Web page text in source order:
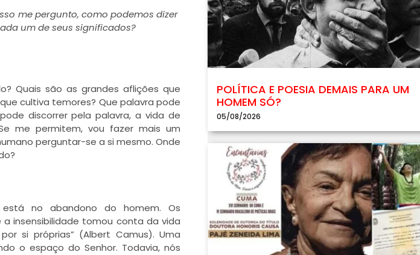
me pergunto, como podemos dizer
um de seus significados?
Quais são as grandes aflições que
cultiva temores? Que palavra pode
discorrer pela palavra, a vida de
me permitem, vou fazer mais um
perguntar-se a si mesmo. Onde
no abandono do homem. Os
insensibilidade tomou conta da vida
si próprias” (Albert Camus). Uma
o espaço do Senhor. Todavia, nós
POLÍTICA E POESIA DEMAIS PARA UM
HOMEM SÓ?
05/08/2026